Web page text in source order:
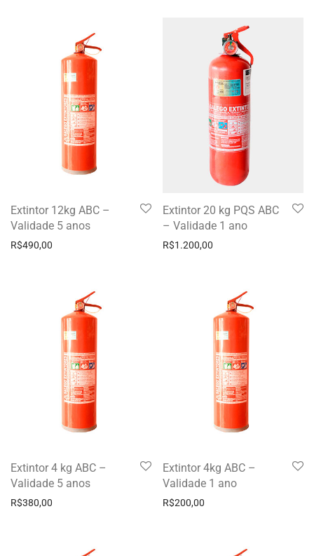
Extintor 12kg ABC –
Validade 5 anos
R$490,00
Extintor 20 kg PQS ABC
– Validade 1 ano
R$1.200,00
Extintor 4 kg ABC –
Validade 5 anos
R$380,00
Extintor 4kg ABC –
Validade 1 ano
R$200,00